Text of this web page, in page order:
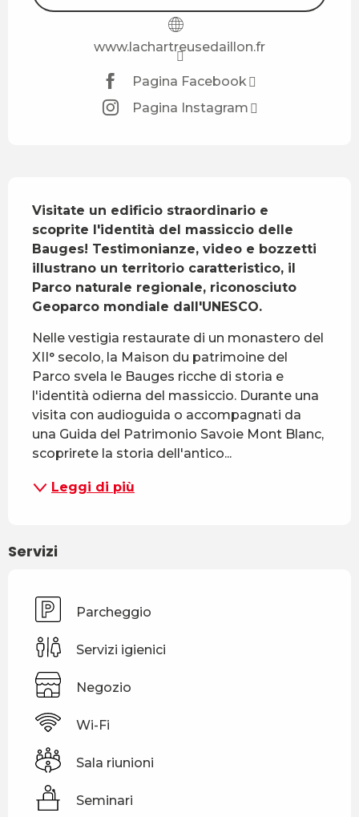
www.lachartreusedaillon.fr
Pagina Facebook
Pagina Instagram
Visitate un edificio straordinario e
scoprite l'identità del massiccio delle
Bauges! Testimonianze, video e bozzetti
illustrano un territorio caratteristico, il
Parco naturale regionale, riconosciuto
Geoparco mondiale dall'UNESCO.
Nelle vestigia restaurate di un monastero del
XII° secolo, la Maison du patrimoine del
Parco svela le Bauges ricche di storia e
l'identità odierna del massiccio. Durante una
visita con audioguida o accompagnati da
una Guida del Patrimonio Savoie Mont Blanc,
scoprirete la storia dell'antico...
Leggi di più
Servizi
Parcheggio
Servizi igienici
Negozio
Wi-Fi
Sala riunioni
Seminari